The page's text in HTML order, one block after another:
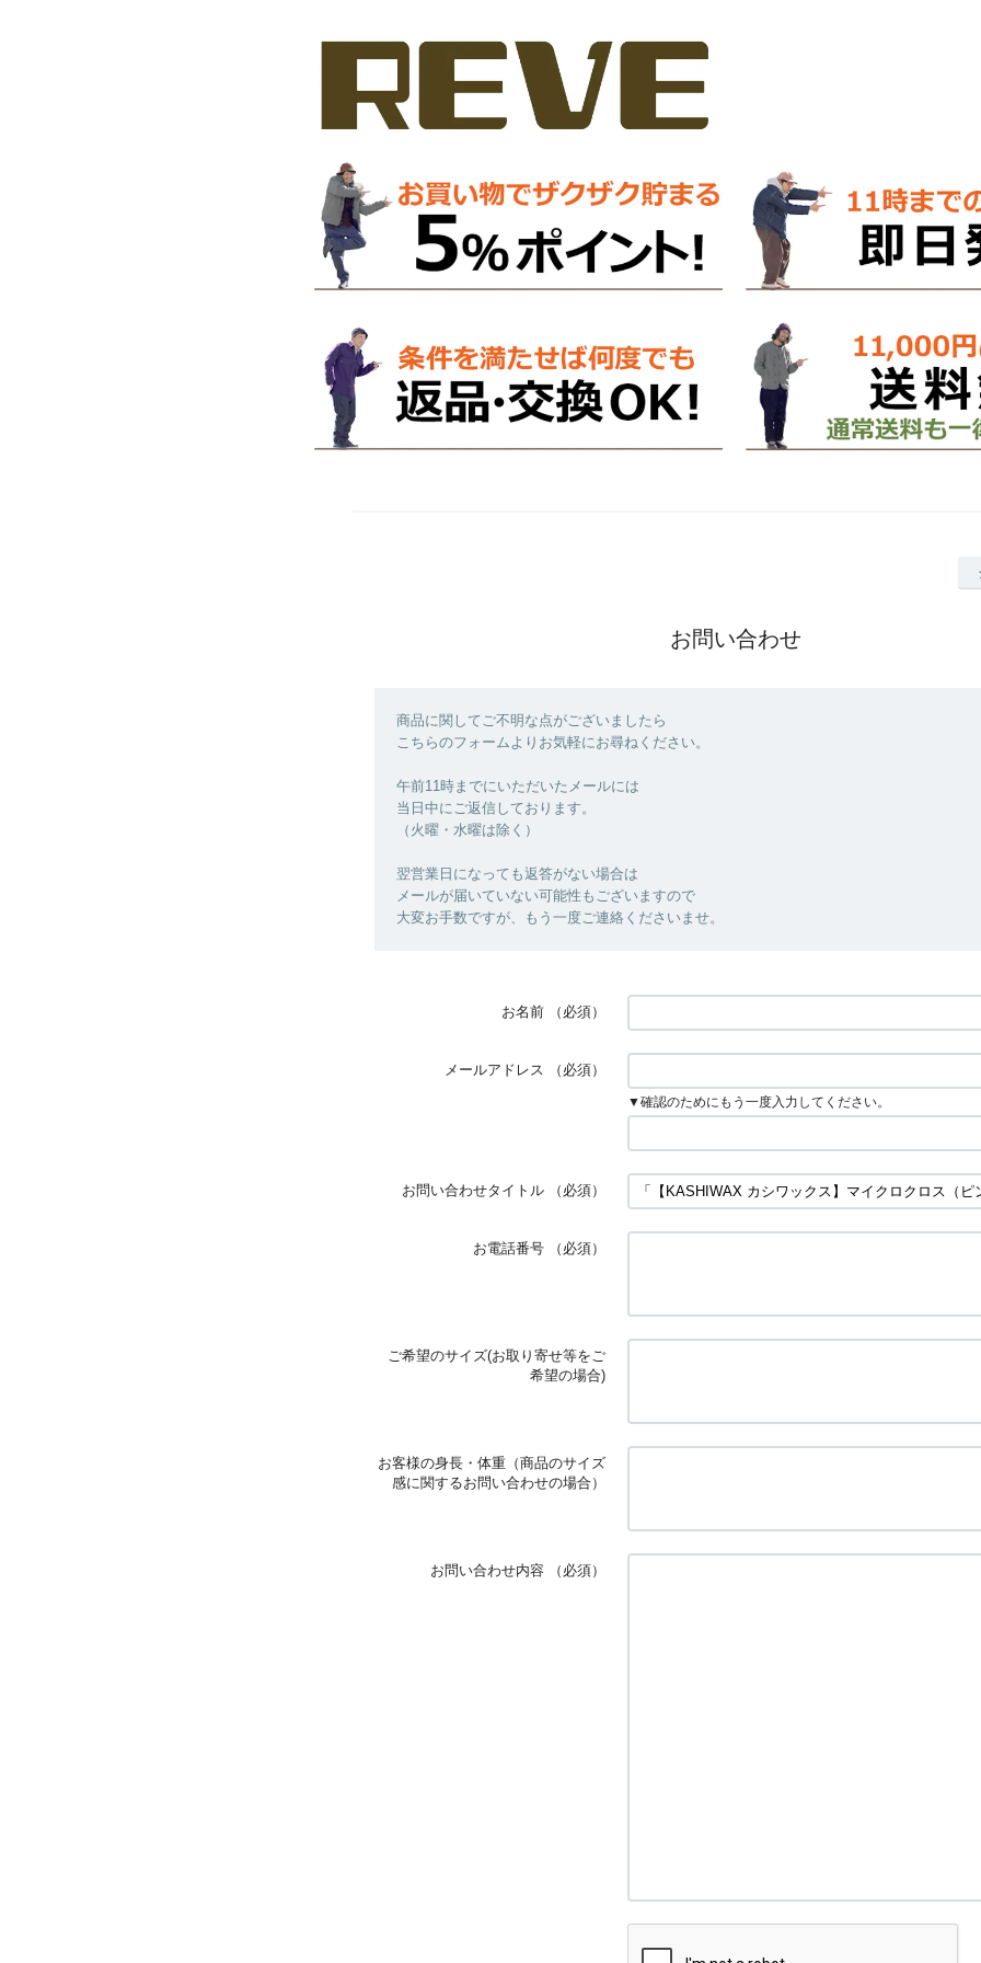
お問い合わせ
商品に関してご不明な点がございましたら
こちらのフォームよりお気軽にお尋ねください。
午前11時までにいただいたメールには
当日中にご返信しております。
（火曜・水曜は除く）
翌営業日になっても返答がない場合は
メールが届いていない可能性もございますので
大変お手数ですが、もう一度ご連絡くださいませ。
お名前 （必須）
メールアドレス （必須）
▼確認のためにもう一度入力してください。
お問い合わせタイトル （必須）
お電話番号 （必須）
ご希望のサイズ(お取り寄せ等をご
希望の場合)
お客様の身長・体重（商品のサイズ
感に関するお問い合わせの場合）
お問い合わせ内容 （必須）